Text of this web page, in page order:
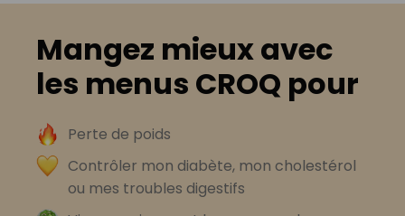
Mangez mieux avec
les menus CROQ pour
Perte de poids
Contrôler mon diabète, mon cholestérol
ou mes troubles digestifs